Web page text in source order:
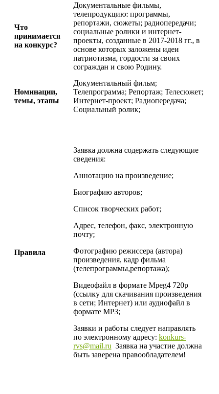
Что
принимается
на конкурс?
Документальные фильмы,
телепродукцию: программы,
репортажи, сюжеты; радиопередачи;
социальные ролики и интернет-
проекты, созданные в 2017-2018гг., в
основе которых заложены идеи
патриотизма, гордости за своих
сограждан и свою Родину.
Номинации,
темы, этапы
Документальный фильм;
Телепрограмма; Репортаж; Телесюжет;
Интернет-проект; Радиопередача;
Социальный ролик;
Правила
Заявка должна содержать следующие
сведения:
Аннотацию на произведение;
Биографию авторов;
Список творческих работ;
Адрес, телефон, факс, электронную
почту;
Фотографию режиссера (автора)
произведения, кадр фильма
(телепрограммы,репортажа);
Видеофайл в формате Mpeg4 720p
(ссылку для скачивания произведения
в сети; Интернет) или аудиофайл в
формате MP3;
Заявки и работы следует направлять
по электронному адресу: konkurs-
rvs@mail.ru Заявка на участие должна
быть заверена правообладателем!